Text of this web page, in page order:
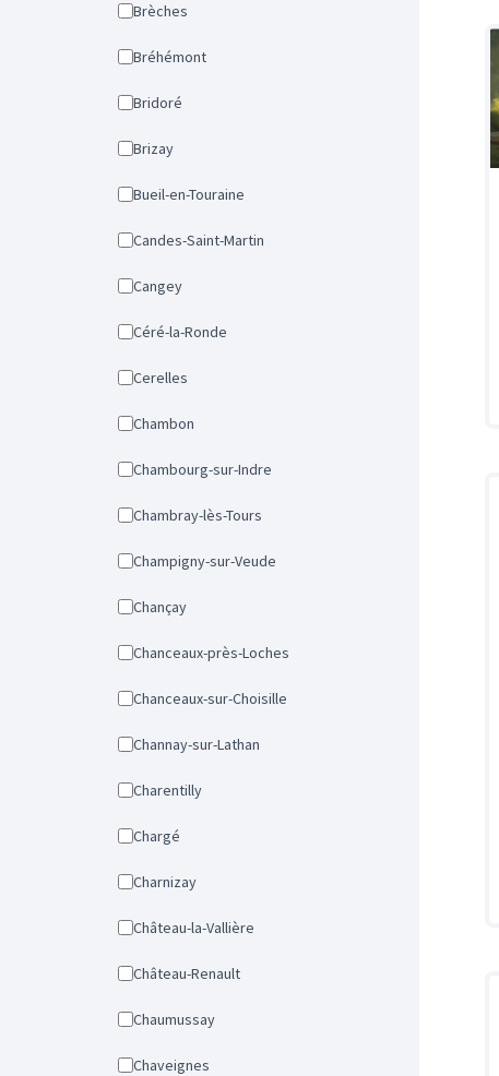
Brèches
Bréhémont
Bridoré
Brizay
Bueil-en-Touraine
Candes-Saint-Martin
Cangey
Céré-la-Ronde
Cerelles
Chambon
Chambourg-sur-Indre
Chambray-lès-Tours
Champigny-sur-Veude
Chançay
Chanceaux-près-Loches
Chanceaux-sur-Choisille
Channay-sur-Lathan
Charentilly
Chargé
Charnizay
Château-la-Vallière
Château-Renault
Chaumussay
Chaveignes